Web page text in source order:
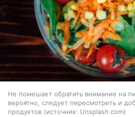
Не помешает обратить внимание на
вероятно, следует пересмотреть и
продуктов
источник: Unsplash.com